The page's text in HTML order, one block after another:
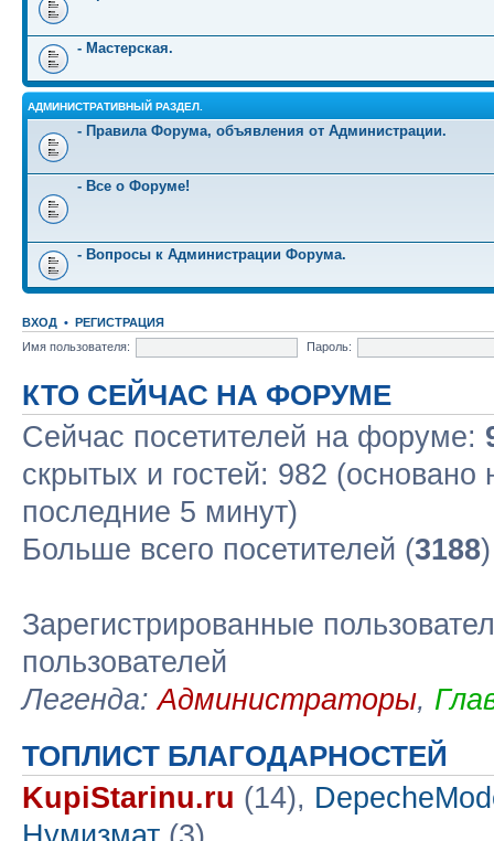
- Мастерская.
АДМИНИСТРАТИВНЫЙ РАЗДЕЛ.
- Правила Форума, объявления от Администрации.
- Все о Форуме!
- Вопросы к Администрации Форума.
ВХОД • РЕГИСТРАЦИЯ
Имя пользователя:
Пароль:
КТО СЕЙЧАС НА ФОРУМЕ
Сейчас посетителей на форуме:
скрытых и гостей: 982 (основано
последние 5 минут)
Больше всего посетителей (3188
Зарегистрированные
пользователей
Легенда:Администраторы,
ТОПЛИСТ БЛАГОДАРНОСТЕЙ
KupiStarinu.ru (14),